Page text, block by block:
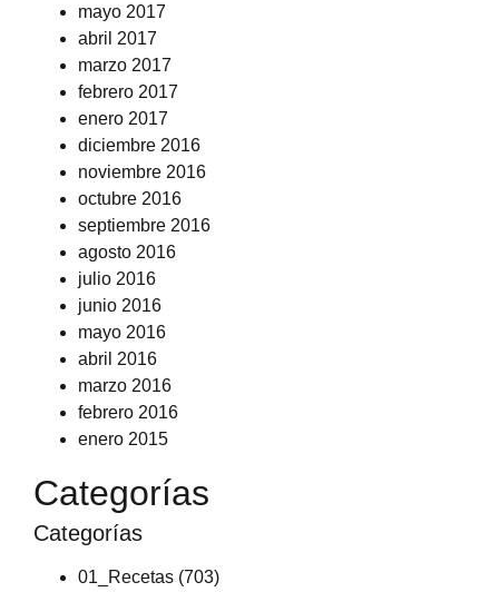
mayo 2017
abril 2017
marzo 2017
febrero 2017
enero 2017
diciembre 2016
noviembre 2016
octubre 2016
septiembre 2016
agosto 2016
julio 2016
junio 2016
mayo 2016
abril 2016
marzo 2016
febrero 2016
enero 2015
Categorías
Categorías
01_Recetas (703)